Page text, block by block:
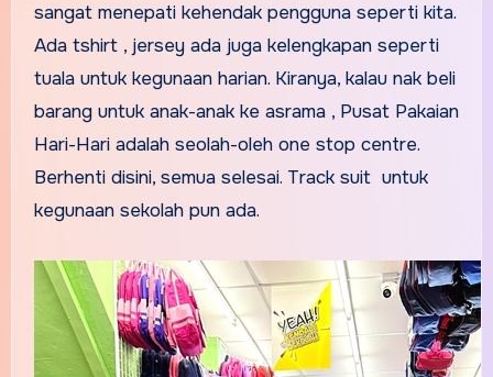
sangat menepati kehendak pengguna seperti kita.
Ada tshirt , jersey ada juga kelengkapan seperti
tuala untuk kegunaan harian. Kiranya, kalau nak beli
barang untuk anak-anak ke asrama , Pusat Pakaian
Hari-Hari adalah seolah-oleh one stop centre.
Berhenti disini, semua selesai. Track suit untuk
kegunaan sekolah pun ada.